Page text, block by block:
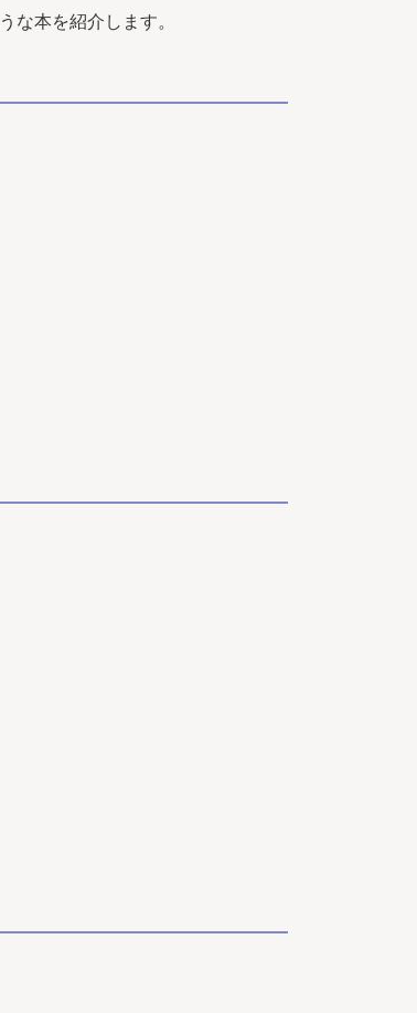
な本を紹介します。